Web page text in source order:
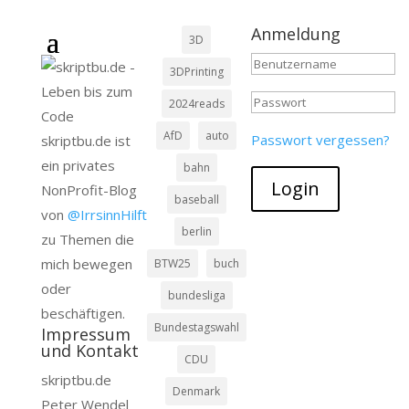
skriptbu.de ist
ein privates
NonProfit-Blog
von @IrrsinnHilft
zu Themen die
mich bewegen
oder
beschäftigen.
Impressum
und Kontakt
skriptbu.de
Peter Wendel
3D
3DPrinting
2024reads
AfD auto
bahn
baseball
berlin
BTW25 buch
bundesliga
Bundestagswahl
CDU
Denmark
Anmeldung
Passwort vergessen?
Login